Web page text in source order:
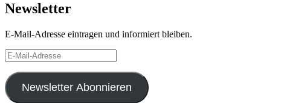
Newsletter
E-Mail-Adresse eintragen und informiert bleiben.
E-
Mail-
Adresse
Newsletter Abonnieren